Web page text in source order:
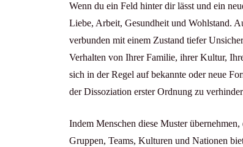
Wenn du ein Feld hinter dir lässt und ein
Liebe, Arbeit, Gesundheit und Wohlstand.
verbunden mit einem Zustand tiefer
Verhalten von Ihrer Familie, ihrer Kultur,
sich in der Regel auf bekannte oder neue
der Dissoziation erster Ordnung zu
Indem Menschen diese Muster
Gruppen, Teams, Kulturen und Nationen